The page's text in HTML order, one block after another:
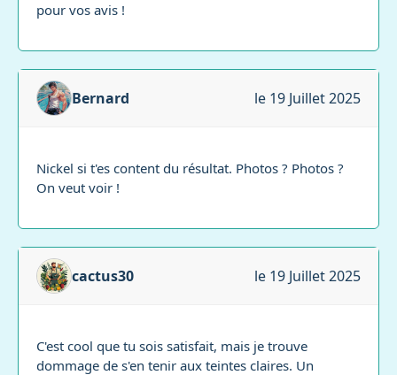
pour vos avis !
Bernard le 19 Juillet 2025
Nickel si t'es content du résultat. Photos ? Photos ?
On veut voir !
cactus30 le 19 Juillet 2025
C'est cool que tu sois satisfait, mais je trouve
dommage de s'en tenir aux teintes claires. Un